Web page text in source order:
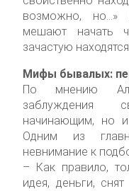
возможно, но…»
мешают начать
зачастую
Мифы бывалых:
По мнению
заблуждения
начинающим, но и
Одним из
невнимание к
– Как правило,
идея, деньги,